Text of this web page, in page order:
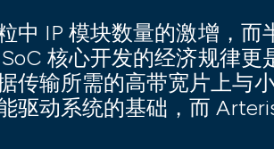
中 IP 模块数量的激增，而
核心开发的经济规律更
传输所需的高带宽片上与
驱动系统的基础，而